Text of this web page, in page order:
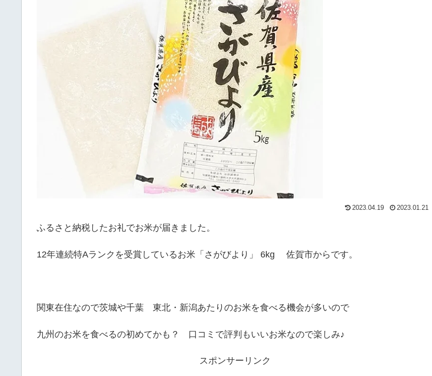
2023.04.19 2023.01.21
ふるさと納税したお礼でお米が届きました。
12年連続特Aランクを受賞しているお米「さがびより」 6kg 佐賀市からです。
関東在住なので茨城や千葉 東北・新潟あたりのお米を食べる機会が多いので
九州のお米を食べるの初めてかも？ 口コミで評判もいいお米なので楽しみ♪
スポンサーリンク